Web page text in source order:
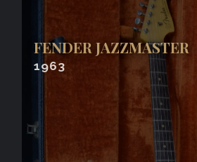
FENDER JAZZMASTER
1963